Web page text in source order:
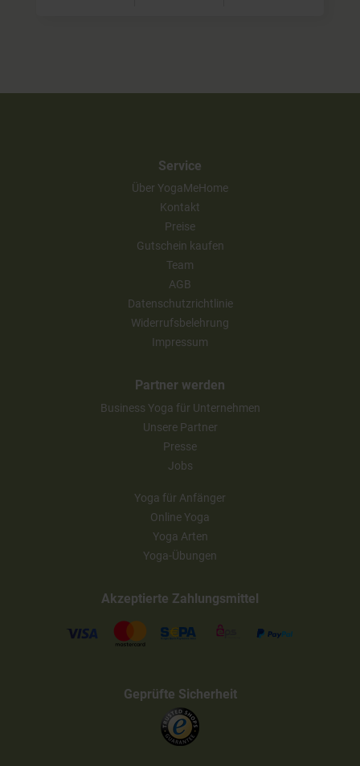
Service
Über YogaMeHome
Kontakt
Preise
Gutschein kaufen
Team
AGB
Datenschutzrichtlinie
Widerrufsbelehrung
Impressum
Partner werden
Business Yoga für Unternehmen
Unsere Partner
Presse
Jobs
Yoga für Anfänger
Online Yoga
Yoga Arten
Yoga-Übungen
Akzeptierte Zahlungsmittel
Geprüfte Sicherheit